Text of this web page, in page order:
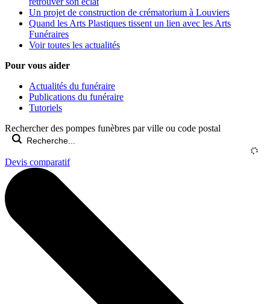
Un projet de construction de crématorium à Louviers
Quand les Arts Plastiques tissent un lien avec les Arts
Funéraires
Voir toutes les actualités
Pour vous aider
Actualités du funéraire
Publications du funéraire
Tutoriels
Rechercher des pompes funèbres par ville ou code postal
Devis comparatif